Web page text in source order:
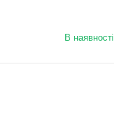
В наявності